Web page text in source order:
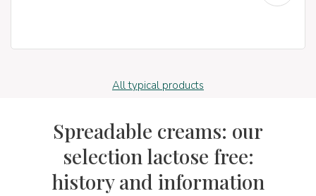
All typical products
Spreadable creams: our
selection lactose free:
history and information